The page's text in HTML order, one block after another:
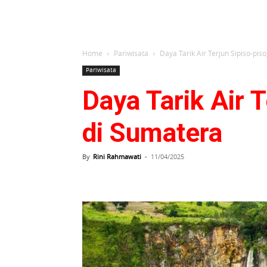
Home Pariwisata Daya Tarik Air Terjun Sipiso-
Pariwisata
Daya Tarik Air
di Sumatera
By Rini Rahmawati - 11/04/2025